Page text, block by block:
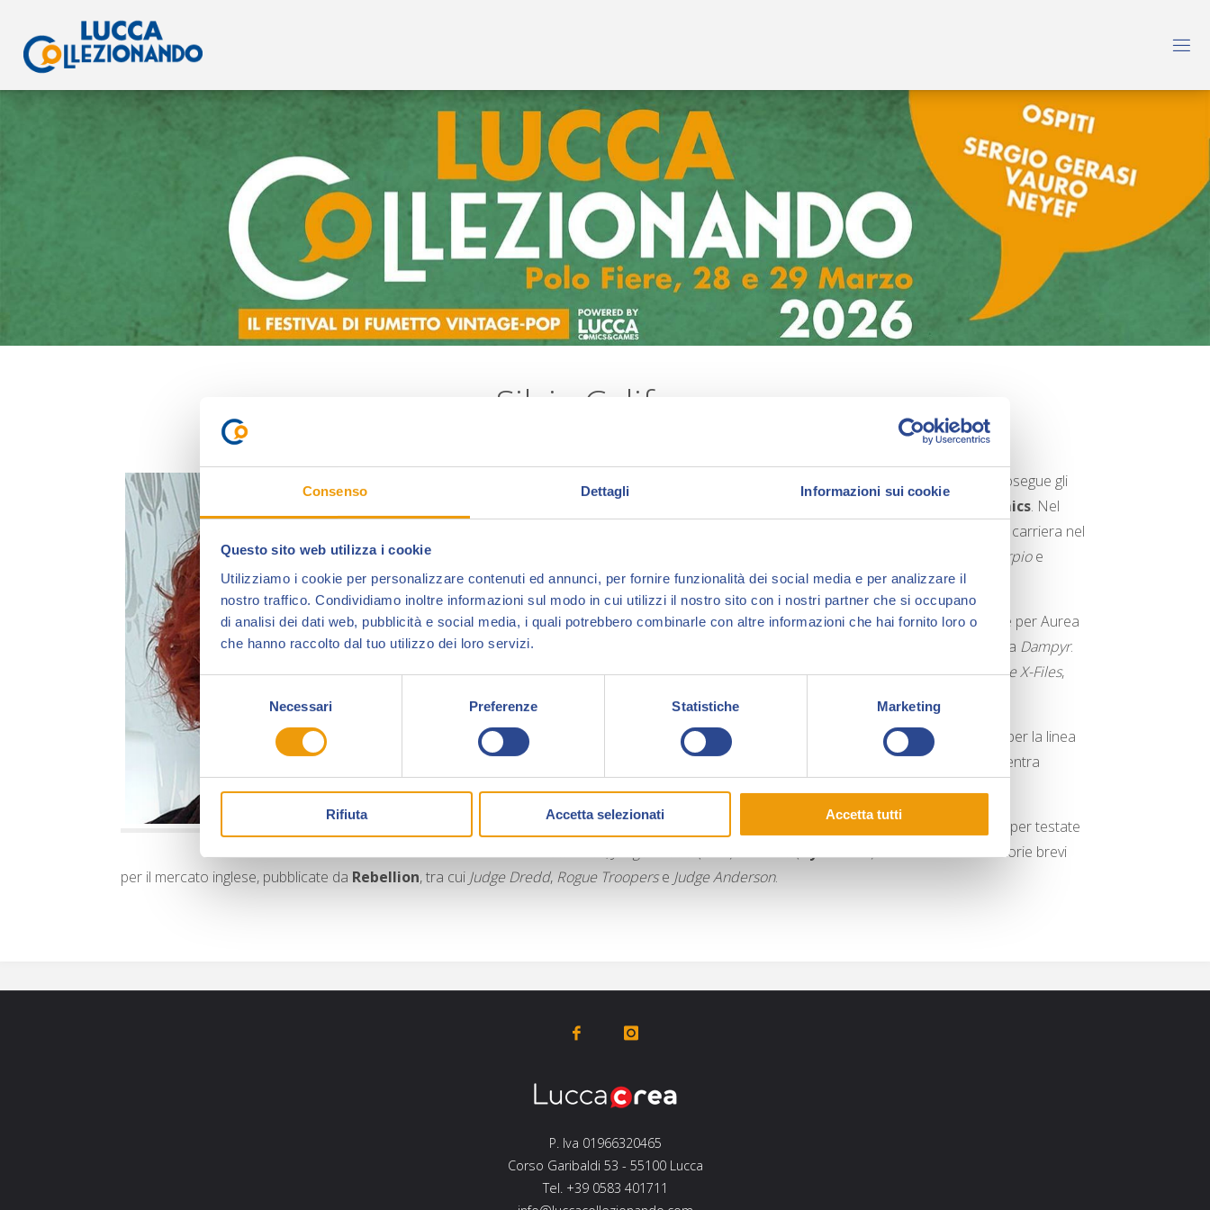
Consenso Dettagli Informazioni sui cookie
Questo sito web utilizza i cookie
Utilizziamo i cookie per personalizzare contenuti ed annunci, per fornire funzionalità dei social media e per analizzare il
nostro traffico. Condividiamo inoltre informazioni sul modo in cui utilizzi il nostro sito con i nostri partner che si occupano
di analisi dei dati web, pubblicità e social media, i quali potrebbero combinarle con altre informazioni che hai fornito loro o
che hanno raccolto dal tuo utilizzo dei loro servizi.
Selezione
del
consenso
Necessari Preferenze Statistiche Marketing
Rifiuta Accetta selezionati Accetta tutti
Silvia Califano
nasce a Roma nel 1984. Dopo il diploma di Liceo Classico, prosegue gli
studi all’Università di Roma La Sapienza e alla
Scuola Internazionale di Comics. Nel
2009, dopo la laurea triennale in Letteratura, Musica e Spettacolo, inizia la sua carriera nel
Skorpioe
Lanciostorysu sceneggiatura di Lorenzo Bartoli.
Dal 2010 al 2011 pubblica tre numeri della quarta stagione diJohn Doe, sempre per Aurea
Editoriale, per poi approdare nel 2012 alla
sulla testata Dampyr.
Nello stesso anno inizia la collaborazione conIDW Publishingper la serieThe X-Files,
prima come layout artist, poi come inchiostratrice e infine come disegnatrice.
Nel 2017 esce in edicola il suo terzo e ultimo
, mentre nel 2020 lavora per la linea
Audace
di Bonelli sulla serieIl Confine
, comparendo in alcuni volumi. Dal 2024 entra
ufficialmente come disegnatrice regolare di
A partire dal 2018 continua a lavorare per il mercato statunitense, disegnando per testate
). Dal 2021 realizza storie brevi
per il mercato inglese, pubblicate da Rebellion, tra cui Judge Dredd, Rogue Trooperse Judge Anderson.
P. Iva 01966320465
Corso Garibaldi 53 - 55100 Lucca
Tel. +39 0583 401711